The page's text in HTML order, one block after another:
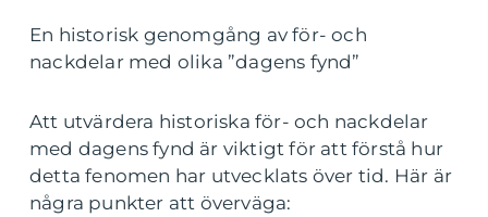
En historisk genomgång av för- och
nackdelar med olika ”dagens fynd”
Att utvärdera historiska för- och nackdelar
med dagens fynd är viktigt för att förstå hur
detta fenomen har utvecklats över tid. Här är
några punkter att överväga: